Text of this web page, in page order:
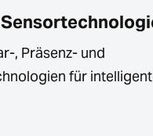
, Präsenz- und
für